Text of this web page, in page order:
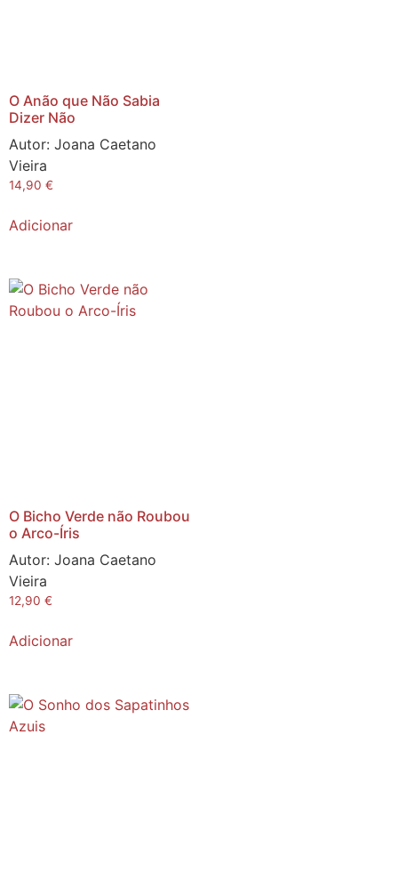
O Anão que Não Sabia
Dizer Não
Autor: Joana Caetano
Vieira
14,90 €
Adicionar
O Bicho Verde não Roubou
o Arco-Íris
Autor: Joana Caetano
Vieira
12,90 €
Adicionar